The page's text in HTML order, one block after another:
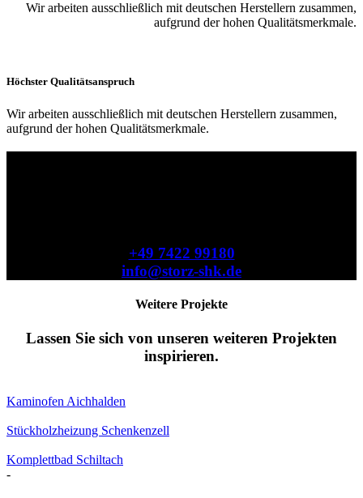
Wir arbeiten ausschließlich mit deutschen Herstellern zusammen,
aufgrund der hohen Qualitätsmerkmale.
Höchster Qualitätsanspruch
Wir arbeiten ausschließlich mit deutschen Herstellern zusammen,
aufgrund der hohen Qualitätsmerkmale.
+49 7422 99180
info@storz-shk.de
Weitere Projekte
Lassen Sie sich von unseren weiteren Projekten
inspirieren.
Kaminofen Aichhalden
Stückholzheizung Schenkenzell
Komplettbad Schiltach
-